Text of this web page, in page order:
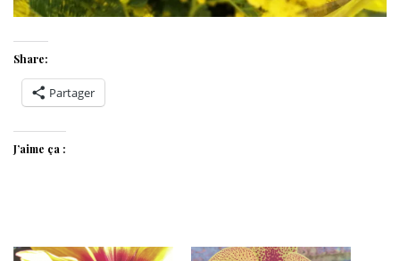
Share:
Partager
J’aime ça :